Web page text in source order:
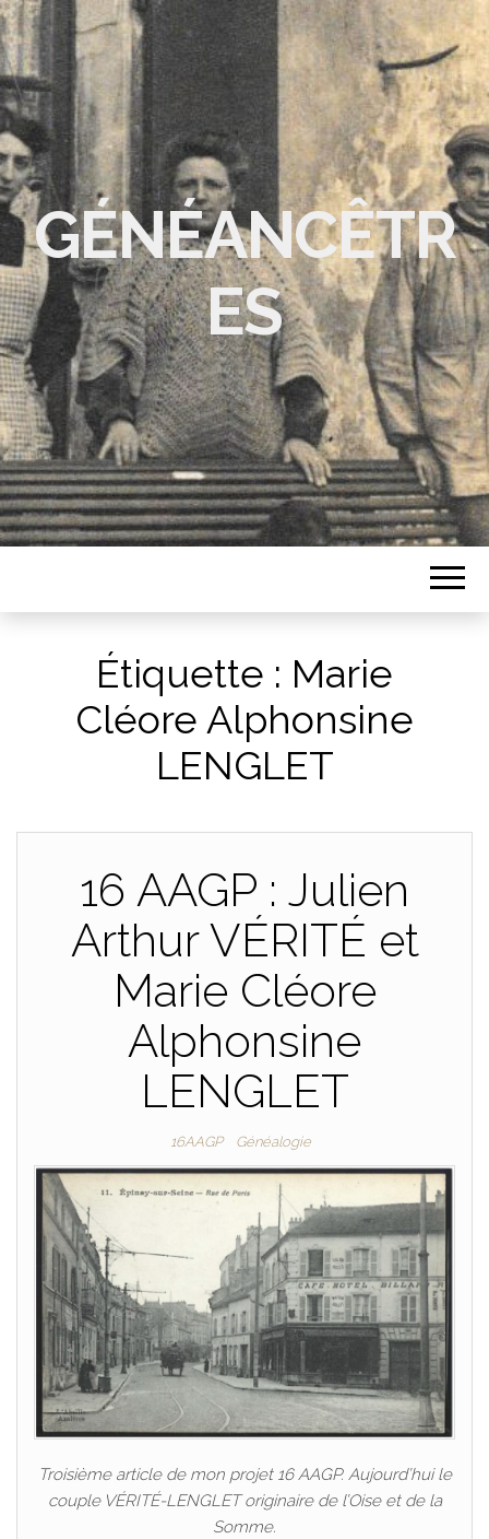
GÉNÉANCÊTR
ES
Étiquette : Marie
Cléore Alphonsine
LENGLET
16 AAGP : Julien
Arthur VÉRITÉ et
Marie Cléore
Alphonsine
LENGLET
16AAGP Généalogie
Troisième article de mon projet 16 AAGP. Aujourd’hui le
couple VÉRITÉ-LENGLET originaire de l’Oise et de la
Somme.